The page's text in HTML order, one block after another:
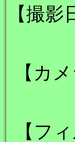
【撮
【カ
【フ